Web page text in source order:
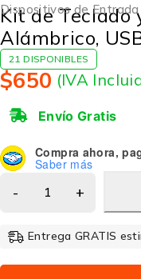
Dispositivos de
Kit de Teclado
Alámbrico,
21 DISPONIBLES
$650 (IVA
Envío Gratis
Compra ahora,
Saber más
Entrega GRATIS